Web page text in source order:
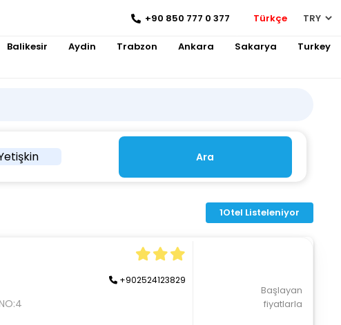
+90 850 777 0 377 Türkçe
Balikesir Aydin Trabzon Ankara Sakarya Turkey
Ara
1Otel Listeleniyor
+902524123829
Başlayan
fiyatlarla